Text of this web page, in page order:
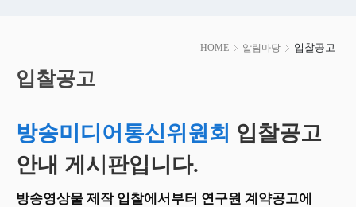
HOME 알림마당 입찰공고
시
작
입찰공고
방송미디어통신위원회 입찰공고
안내 게시판입니다.
방송영상물 제작 입찰에서부터 연구원 계약공고에